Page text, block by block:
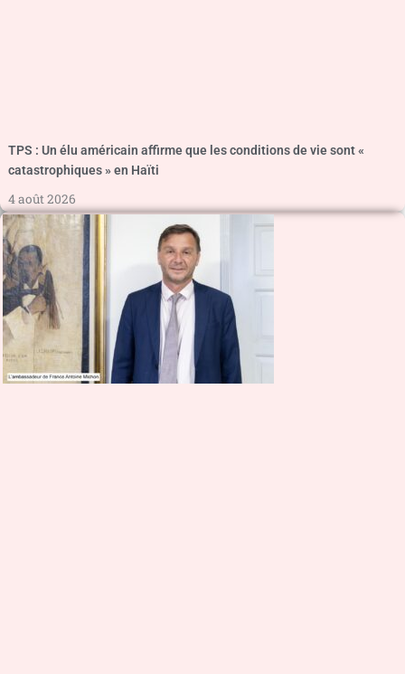
TPS : Un élu américain affirme que les conditions de vie sont «
catastrophiques » en Haïti
4 août 2026